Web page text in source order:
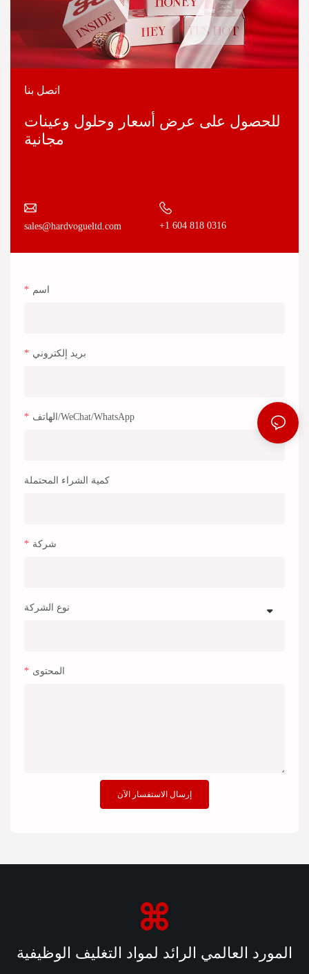
اتصل بنا
للحصول على عرض أسعار وحلول وعينات
مجانية
sales@hardvogueltd.com +1 604 818 0316
اسم
بريد إلكتروني
الهاتف/WeChat/WhatsApp
كمية الشراء المحتملة
شركة
نوع الشركة
المحتوى
إرسال الاستفسار الآن
المورد العالمي الرائد لمواد التغليف الوظيفية